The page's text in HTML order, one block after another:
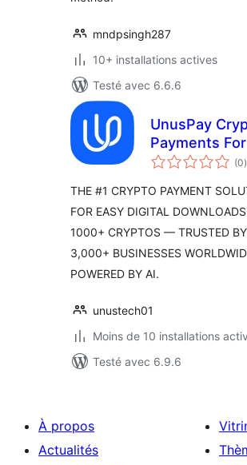
mndpsingh287
10+ installations actives
Testé avec 6.6.6
UnusPay
Payments
Digital
(0)
THE #1 CRYPTO PAYMENT
FOR EASY DIGITAL DOWNLOADS
1000+ CRYPTOS — TRUSTED BY
3,000+ BUSINESSES
POWERED BY AI.
unustech01
Moins de 10 installations
Testé avec 6.9.6
À propos
Actualités